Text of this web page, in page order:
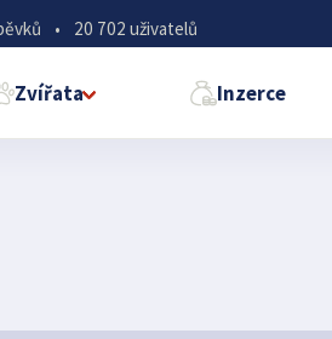
• 20 702 uživatelů
Zvířata Inzerce